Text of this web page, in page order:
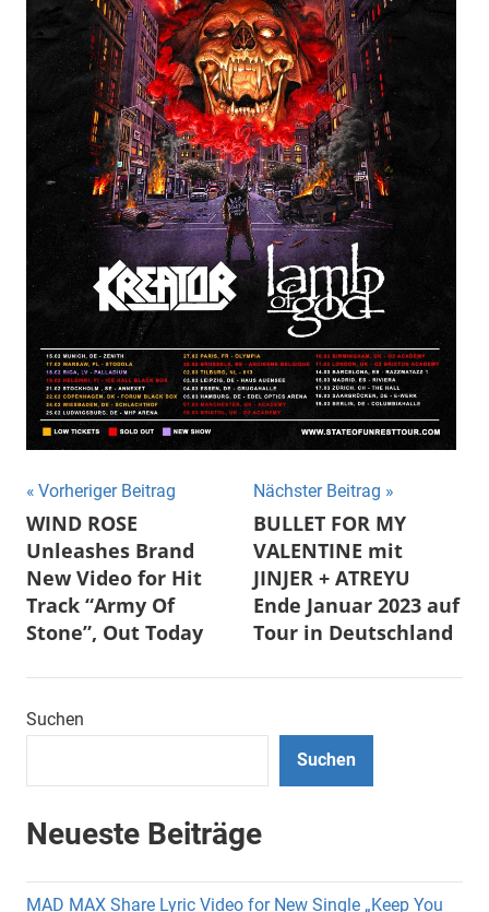
Beitragsnavigation
Vorheriger Beitrag
WIND ROSE
Unleashes Brand
New Video for Hit
Track “Army Of
Stone”, Out Today
Nächster Beitrag
BULLET FOR MY
VALENTINE mit
JINJER + ATREYU
Ende Januar 2023 auf
Tour in Deutschland
Suchen
Suchen
Neueste Beiträge
MAD MAX Share Lyric Video for New Single „Keep You